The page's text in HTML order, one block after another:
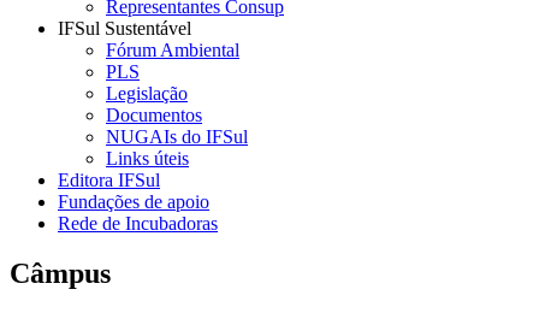
Representantes Consup
IFSul Sustentável
Fórum Ambiental
PLS
Legislação
Documentos
NUGAIs do IFSul
Links úteis
Editora IFSul
Fundações de apoio
Rede de Incubadoras
Câmpus